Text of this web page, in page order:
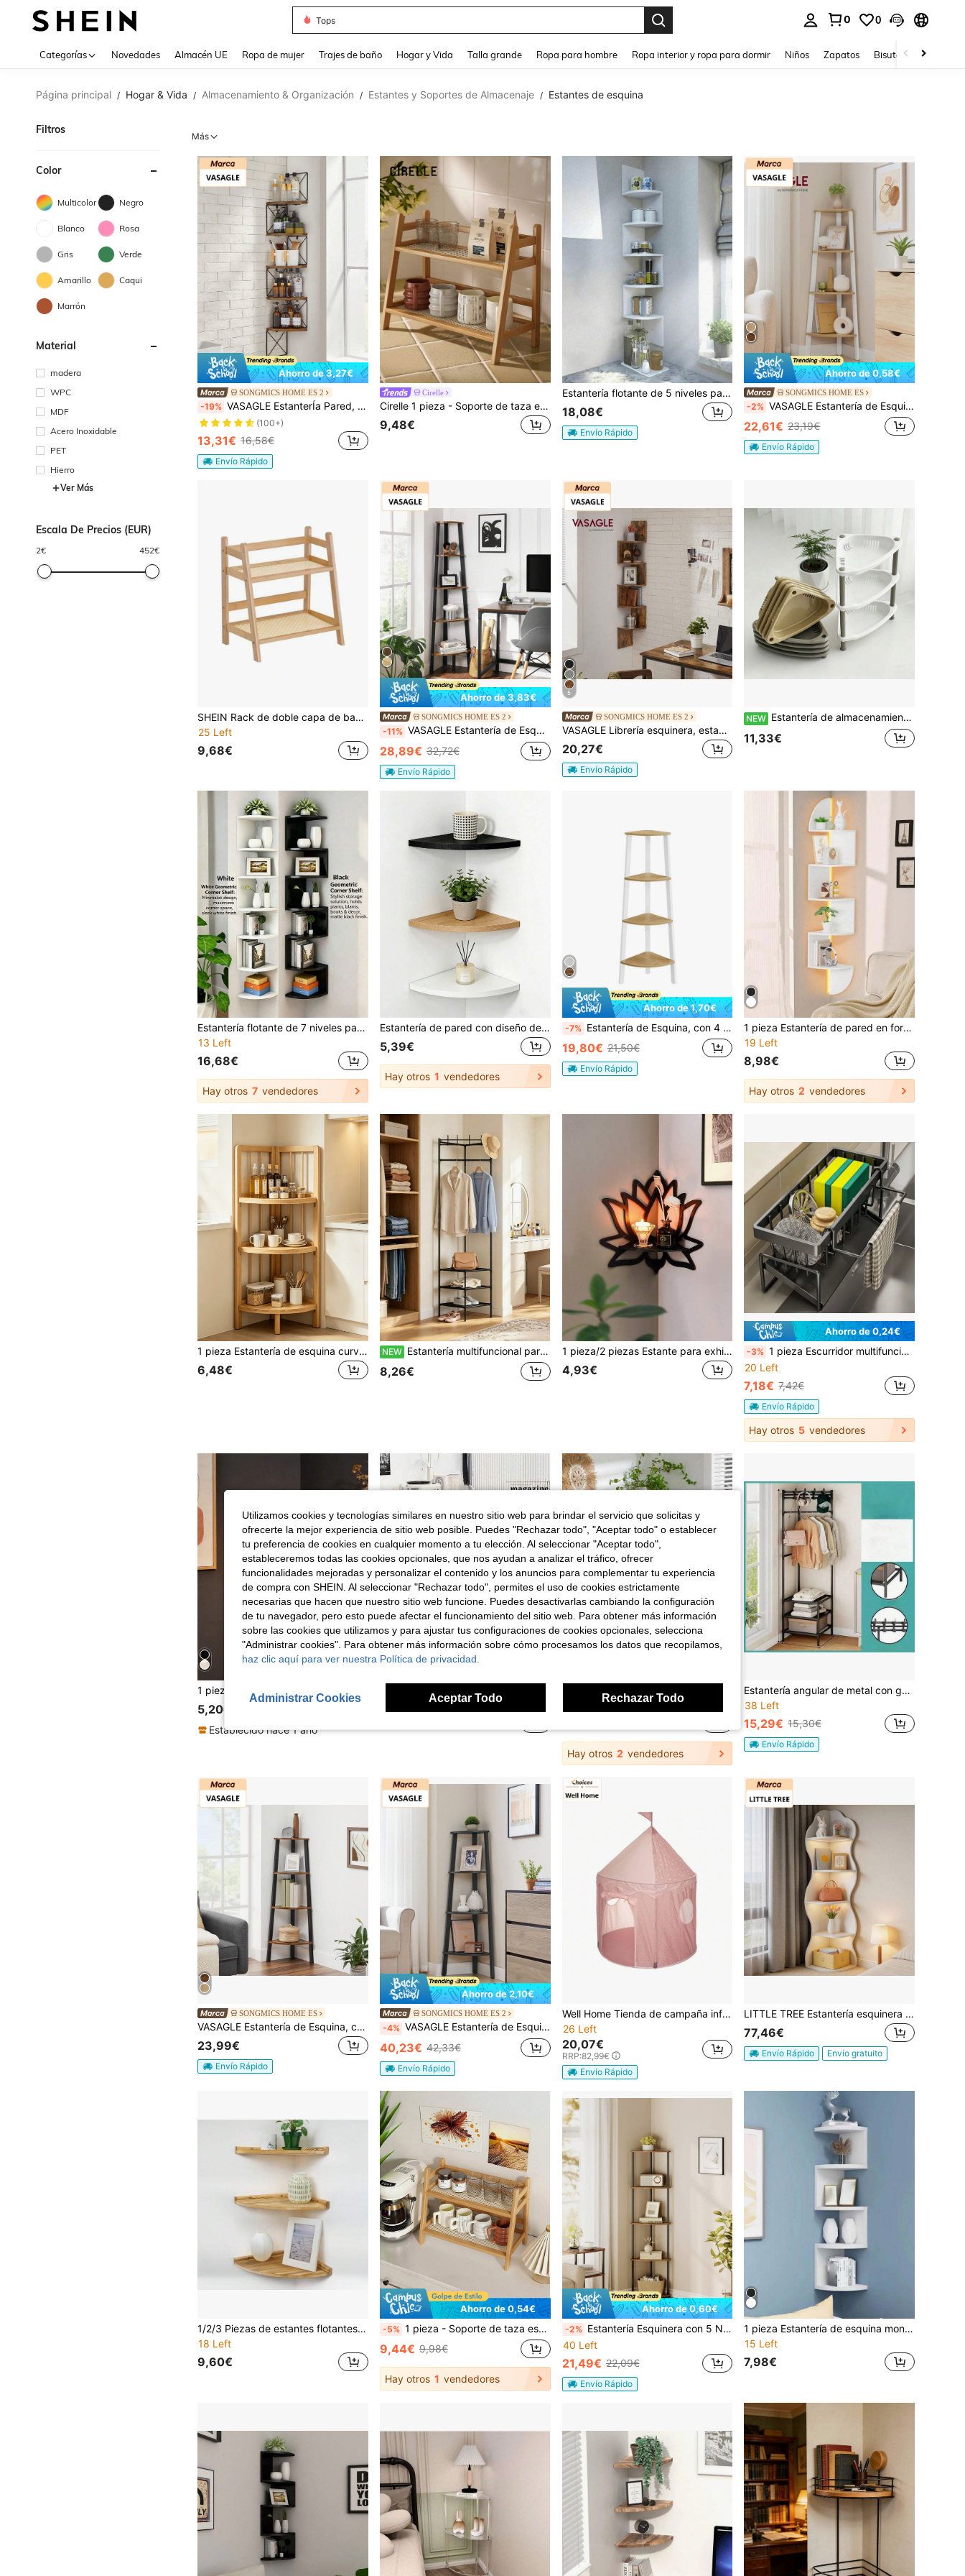
Tops
0 0
Categorías Novedades Almacén UE Ropa de mujer Trajes de baño Hogar y Vida Talla grande Ropa para hombre Ropa interior y ropa para dormir Niños Zapatos Bisutería Y
Página principal / Hogar & Vida / Almacenamiento & Organización / Estantes y Soportes de Almacenaje / Estantes de esquina
Filtros
Color
Multicolor Negro
Blanco Rosa
Gris Verde
Amarillo Caqui
Marrón
Material
madera
WPC
MDF
Acero Inoxidable
PET
Hierro
Ver Más
Escala De Precios (EUR)
2€ 452€
Más
Ahorro de 3,27€
SONGMICS HOME ES 2
-19% VASAGLE EstanterÍa Pared, Baldas Pared, EstanterÍa Esquina con 5 Estantes, LibrerÍa Esquina, para Cocina, Estudio, Dormitorio, Sala de Estar, BaÑo, FÁcil de Montar, MarrÓn RÚstico y Negro
(100+)
13,31€ 16,58€
Envío Rápido
Cirelle
Cirelle 1 pieza - Soporte de taza estrecho para encimera, organizador de estación de té y café con aspecto de mimbre, soporte de bambú para matcha, estante de exhibición de tazas, estante de almacenamiento de condimentos para gabinete de cocina, 2 niveles
9,48€
Estantería flotante de 5 niveles para esquina, estantería de esquina montada en la pared, estantería de almacenamiento de esquina con particiones semicirculares de 5 niveles para decoración y almacenamiento de libros
18,08€
Envío Rápido
Ahorro de 0,58€
SONGMICS HOME ES
-2% VASAGLE Estantería de Esquina, con 4 Estantes, Fácil de Montar, Marco de Acero, para Salón, Dormitorio, Balcón, Diseño Industrial, Vintage, Greige y Negro/Marrón Rústico y Negro/Roble Natural y Blanco Mate/Gris Carbón y Negro Mate
22,61€ 23,19€
Envío Rápido
SHEIN Rack de doble capa de bambú, estantería de estantería doble encimera, soporte de almacenamiento de utilidad Shelf, maceta, rack para almacenamiento condimentos
25 Left
9,68€
Ahorro de 3,83€
SONGMICS HOME ES 2
-11% VASAGLE Estantería de Esquina, con 5 Estantes, Fácil de Montar, Marco de Acero, para Salón, Dormitorio, Balcón, Diseño Industrial, Marrón Rústico y Negro
28,89€ 32,72€
Envío Rápido
5
SONGMICS HOME ES 2
VASAGLE Librería esquinera, estantería esquinera de Pared, estantería de Pared con 5 estantes, para Dormitorio, salón, baño, Estudio, Soporte para Plantas,MarrÓn RÚstico, Vuelta al Cole
20,27€
Envío Rápido
NEW Estantería de almacenamiento triangular de 3/4 niveles para baño y cocina, estante de esquina de plástico desmontable, organizador independiente ahorrador de espacio con agujeros de drenaje, disponible en múltiples colores
11,33€
Estantería flotante de 7 niveles para esquina - Estantería de almacenamiento de esquina ahorradora de espacio, material de plástico duradero, instalación adhesiva fácil - Combina estilos minimalistas modernos y bohemios, adecuado para sala de estar, dormitorio, baño, cocina - Ideal para exhibir libros, decoración, plantas - Especialmente adecuado para apartamentos pequeños y oficinas en casa, estantería de almacenamiento adhesiva multifuncional
13 Left
16,68€
Hay otros 7 vendedores
Estantería de pared con diseño de arco circular oculto en la esquina, adecuada para espacios pequeños para ahorrar espacio de almacenamiento. Aplicable para decoración de la sala de estar y exhibición de libros, productos de cuidado de la piel en el dormitorio, artículos de tocador en el baño, papelería de oficina. Adopta un estilo minimalista moderno, con bordes redondeados, disponible en negro, color madera natural y blanco. Soporte resistente para una instalación confiable, aprovecha al máximo el espacio de la esquina, agrega un almacenamiento de moda a diferentes áreas del hogar.
5,39€
Hay otros 1 vendedores
Ahorro de 1,70€
-7% Estantería de Esquina, con 4 Estantes, Fácil de Montar, Marco de Acero, para Salón, Dormitorio, Balcón, Diseño Industrial,Roble Natural y Blanco Mate
19,80€ 21,50€
Envío Rápido
1 pieza Estantería de pared en forma de semicírculo de 5 niveles, estantería de pared creativa (iluminación no incluida)
19 Left
8,98€
Hay otros 2 vendedores
1 pieza Estantería de esquina curva de madera maciza de pie, estante de almacenamiento para el área seca de los baños, estantería de esquina multifuncional para apartamentos pequeños.
6,48€
NEW Estantería multifuncional para almacenamiento de ropa con tres capas de almacenamiento de tela no tejida y múltiples ganchos superiores, el set incluye 3 perchas de madera, fácil de montar y desmontar para almacenar ropa y bolsas, adecuado para la entrada del hogar y el dormitorio.
8,26€
1 pieza/2 piezas Estante para exhibición de pared simple y creativo (ganchos incluidos), estante decorativo colgante de pared minimalista negro con mariposa y loto, estante de almacenamiento de madera pequeño de ensamblaje DIY
4,93€
Ahorro de 0,24€
-3% 1 pieza Escurridor multifuncional, Estante de almacenamiento de cocina, Organizador de encimera de fregadero, Para esponja, líquido lavavajillas y almacenamiento de toallas, Diseño sin perforación, Fácil instalación, Ahorro de espacio, Accesorios de baño y cocina incluyen solo el escurridor
20 Left
7,18€ 7,42€
Envío Rápido
Hay otros 5 vendedores
5,20€
Establecido hace 1 año
Hay otros 2 vendedores
Estantería angular de metal con ganchos - Almacenamiento de tres capas de tela no tejida elegante. Ahorra espacio y es adecuada para dormitorios y salas de estar. Con un diseño independiente, es ideal para abrigos, sombreros y accesorios, y también se puede utilizar para decorar la habitación.
38 Left
15,29€ 15,30€
Envío Rápido
SONGMICS HOME ES
VASAGLE Estantería de Esquina, con 4 Estantes, Fácil de Montar, Marco de Acero, para Salón, Dormitorio, Balcón, Diseño Industrial, Vintage, Greige y Negro/Marrón Rústico y Negro/Roble Natural y Blanco Mate/Gris Carbón y Negro Mate
23,99€
Envío Rápido
Ahorro de 2,10€
SONGMICS HOME ES 2
-4% VASAGLE Estantería de Esquina, con 4 Estantes, Fácil de Montar, Marco de Acero, para Salón, Dormitorio, Balcón, Diseño Industrial, Gris Carbón y Negro Mate
40,23€ 42,33€
Envío Rápido
Well Home Tienda de campaña infantiles ''POP UP'' color rosa - 100 x 100 x 135 cm. Envío gratias en 24/72h
26 Left
20,07€
RRP:82,99€
Envío Rápido
LITTLE TREE Estantería esquinera blanca con 5 baldas – 175 cm de altura – mueble de almacenamiento, librería, soporte para plantas, armario esquinero para salón, cocina u oficina.
77,46€
Envío Rápido Envío gratuito
1/2/3 Piezas de estantes flotantes de esquina, montados en la pared, de varios tamaños, en estilo rústico de madera para almacenamiento y exhibición, para decoración del hogar, cocina, dormitorio, sala de estar, oficina (color vintage)
18 Left
9,60€
Ahorro de 0,54€
-5% 1 pieza - Soporte de taza estrecho para encimera, organizador de estación de té y café con aspecto de mimbre, soporte de bambú para matcha, estante de exhibición de tazas, estante de almacenamiento de condimentos para gabinete de cocina, 2 niveles
9,44€ 9,98€
Hay otros 1 vendedores
Ahorro de 0,60€
-2% Estantería Esquinera con 5 Niveles, Librería, Montaje Superrápido sin Herramientas, 38,3 x 27 x 139 cm, para Plantas, Decoración, Salón, Dormitorio, Cocina, Marrón Rústico
40 Left
21,49€ 22,09€
Envío Rápido
1 pieza Estantería de esquina montada en la pared, estantería de libros, sin necesidad de perforar, estante de almacenamiento para dormitorio, esquina de la sala de estar
15 Left
7,98€
Utilizamos cookies y tecnologías similares en nuestro sitio web para brindar el servicio que solicitas y
ofrecerte la mejor experiencia de sitio web posible. Puedes "Rechazar todo", "Aceptar todo" o establecer
tu preferencia de cookies en cualquier momento a tu elección. Al seleccionar "Aceptar todo",
estableceremos todas las cookies opcionales, que nos ayudan a analizar el tráfico, ofrecer
funcionalidades mejoradas y personalizar el contenido y los anuncios para complementar tu experiencia
de compra con SHEIN. Al seleccionar "Rechazar todo", permites el uso de cookies estrictamente
necesarias que hacen que nuestro sitio web funcione. Puedes desactivarlas cambiando la configuración
de tu navegador, pero esto puede afectar el funcionamiento del sitio web. Para obtener más información
sobre las cookies que utilizamos y para ajustar tus configuraciones de cookies opcionales, selecciona
"Administrar cookies". Para obtener más información sobre cómo procesamos los datos que recopilamos,
haz clic aquí para ver nuestra Política de privacidad.
Administrar Cookies Aceptar Todo Rechazar Todo